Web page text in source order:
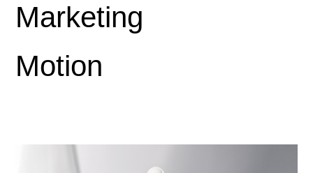
Marketing
Motion